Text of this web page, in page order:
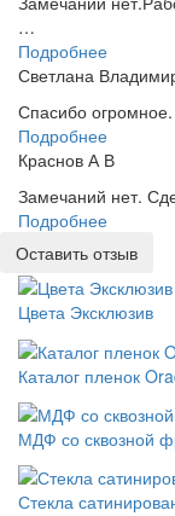
…
Подробнее
Светлана
Спасибо огромное.
Подробнее
Краснов А В
Замечаний нет.
Подробнее
Оставить отзыв
Цвета Эксклюзив
Каталог пленок
МДФ со сквозной
Стекла